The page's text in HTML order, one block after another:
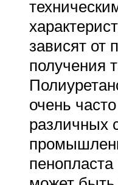
зависят от
получения
очень
различных